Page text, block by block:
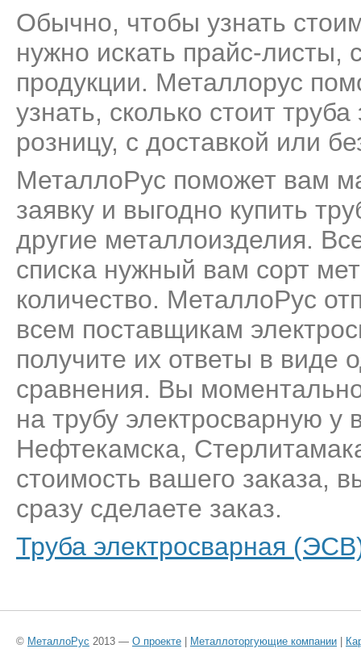
Обычно, чтобы узнать
нужно искать прайс-листы,
продукции. Металлорус
узнать, сколько стоит
розницу, с доставкой или
МеталлоРус поможет вам
заявку и выгодно купить
другие металлоизделия.
списка нужный вам сорт
количество. МеталлоРус
всем поставщикам
получите их ответы в виде
сравнения. Вы
на трубу электросварную
Нефтекамска,
стоимость вашего заказа,
сразу сделаете заказ.
Труба электросварная
© МеталлоРус 2013 — О проекте | Металлоторгующие компании |